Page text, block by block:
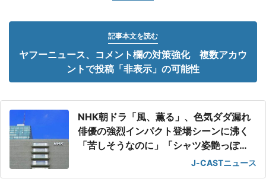
記事本文を読む
ヤフーニュース、コメント欄の対策強化 複数アカウ
ントで投稿「非表示」の可能性
NHK朝ドラ「風、薫る」、色気ダダ漏れ
俳優の強烈インパクト登場シーンに沸く
「苦しそうなのに」「シャツ姿艶っぽ
J-CASTニュース